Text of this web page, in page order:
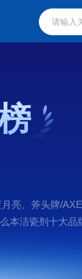
亮、斧头牌/
本洁瓷剂十大